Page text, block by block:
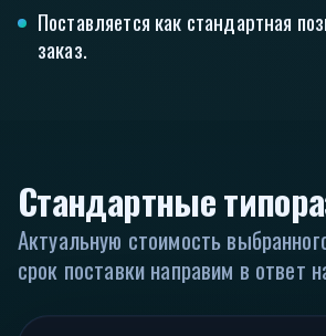
Поставляется как стандартная
заказ.
Стандартные
Актуальную стоимость
срок поставки направим в ответ